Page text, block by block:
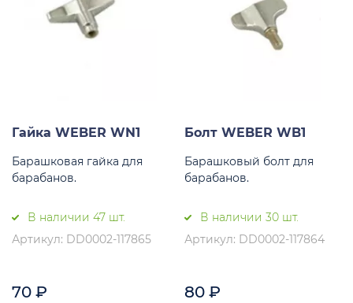
Гайка WEBER WN1
Барашковая гайка для
барабанов.
В наличии 47 шт.
Артикул: DD0002-117865
70 ₽
Болт WEBER WB1
Барашковый болт для
барабанов.
В наличии 30 шт.
Артикул: DD0002-117864
80 ₽